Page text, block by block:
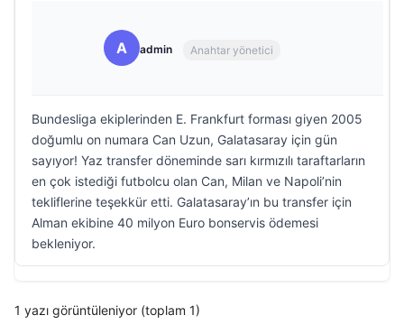
A admin Anahtar yönetici
Bundesliga ekiplerinden E. Frankfurt forması giyen 2005
doğumlu on numara Can Uzun, Galatasaray için gün
sayıyor! Yaz transfer döneminde sarı kırmızılı taraftarların
en çok istediği futbolcu olan Can, Milan ve Napoli’nin
tekliflerine teşekkür etti. Galatasaray’ın bu transfer için
Alman ekibine 40 milyon Euro bonservis ödemesi
bekleniyor.
1 yazı görüntüleniyor (toplam 1)